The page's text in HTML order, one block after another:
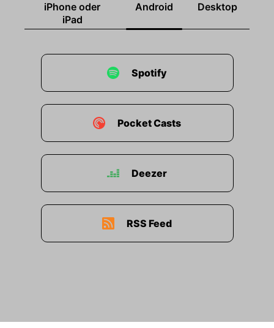
iPhone oder
iPad
Android Desktop
Spotify
Pocket Casts
Deezer
RSS Feed